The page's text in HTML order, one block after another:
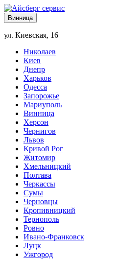
Винница
ул. Киевская, 16
Николаев
Киев
Днепр
Харьков
Одесса
Запорожье
Мариуполь
Винница
Херсон
Чернигов
Львов
Кривой Рог
Житомир
Хмельницкий
Полтава
Черкассы
Сумы
Черновцы
Кропивницкий
Тернополь
Ровно
Ивано-Франковск
Луцк
Ужгород